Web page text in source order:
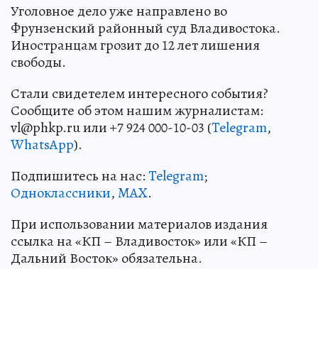
Уголовное дело уже направлено во
Фрунзенский районный суд Владивостока.
Иностранцам грозит до 12 лет лишения
свободы.
Стали свидетелем интересного события?
Сообщите об этом нашим журналистам:
vl@phkp.ru или +7 924 000-10-03 (Telegram,
WhatsApp).
Подпишитесь на нас:Telegram;
Одноклассники,MAX.
При использовании материалов издания
ссылка на «КП – Владивосток» или «КП –
Дальний Восток» обязательна.